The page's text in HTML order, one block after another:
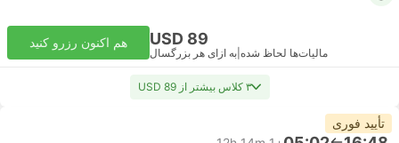
USD 89
مالیات‌ها لحاظ شده به ازای هر بزرگسال
هم اکنون رزرو کنید
۳ کلاس بیشتر از USD 89
تأیید فوری